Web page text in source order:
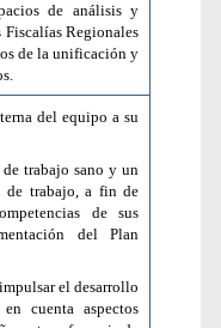
de análisis y
Regionales
de la unificación y
del equipo a su
trabajo sano y un
de trabajo, a fin de
de sus
del Plan
el desarrollo
cuenta aspectos